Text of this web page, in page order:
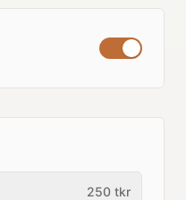
250 tkr